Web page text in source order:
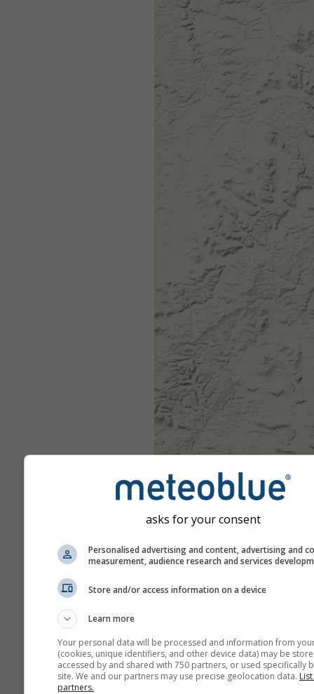
asks for your consent
Personalised advertising and content, advertising and
measurement, audience research and services
Store and/or access information on a device
Learn more
Your personal data will be processed and information from
(cookies, unique identifiers, and other device data) may be
accessed by and shared with 750 partners, or used specifically
site. We and our partners may use precise geolocation data.
partners.